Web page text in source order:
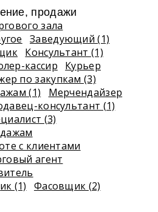
продажи
зала
Заведующий (1)
Консультант (1)
кассир
Курьер
по закупкам (3)
(1)
Мерчендайзер
консультант (1)
(3)
с клиентами
агент
(1)
Фасовщик (2)